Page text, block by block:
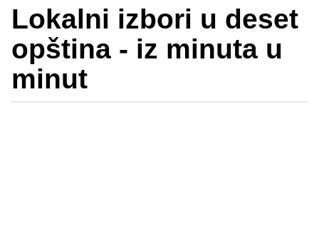
Lokalni izbori u deset
opština - iz minuta u
minut